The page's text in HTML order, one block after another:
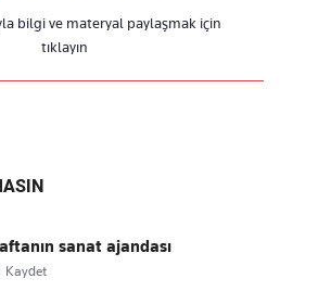
bilgi ve materyal paylaşmak için
tıklayın
sanat ajandası
Kaydet